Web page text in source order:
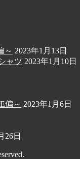
～ 2023年1月13日
ャツ 2023年1月10日
偏～ 2023年1月6日
26日